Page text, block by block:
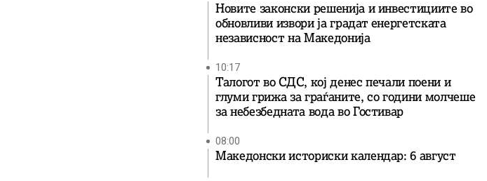
Новите законски решенија и инвестициите во
обновливи извори ја градат енергетската
независност на Македонија
10:17
Талогот во СДС, кој денес печали поени и
глуми грижа за граѓаните, со години молчеше
за небезбедната вода во Гостивар
08:00
Македонски историски календар: 6 август